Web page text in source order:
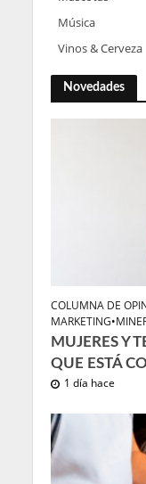
Música
Vinos & Cerveza
Novedades
COLUMNA DE
MARKETING•
MUJERES Y
QUE ESTÁ
1 día hace